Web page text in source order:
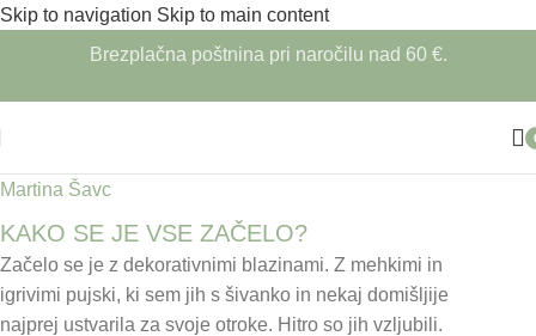
Skip to navigation Skip to main content
Brezplačna poštnina pri naročilu nad 60 €.
Martina Šavc
KAKO SE JE VSE ZAČELO?
Začelo se je z dekorativnimi blazinami. Z mehkimi in
igrivimi pujski, ki sem jih s šivanko in nekaj domišljije
najprej ustvarila za svoje otroke. Hitro so jih vzljubili.